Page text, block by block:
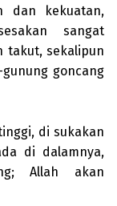
dan kekuatan,
sangat
takut, sekalipun
goncang
di sukakan
di dalamnya,
Allah akan